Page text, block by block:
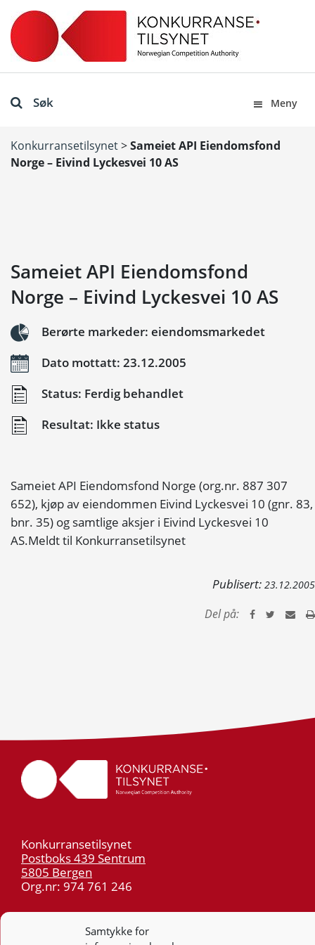
Samtykke for
Søk Meny
Konkurransetilsynet>Sameiet API Eiendomsfond
Norge – Eivind Lyckesvei 10 AS
Sameiet API Eiendomsfond
Norge – Eivind Lyckesvei 10 AS
Berørte markeder: eiendomsmarkedet
Dato mottatt: 23.12.2005
Status: Ferdig behandlet
Resultat: Ikke status
Sameiet API Eiendomsfond Norge (org.nr. 887 307
652), kjøp av eiendommen Eivind Lyckesvei 10 (gnr. 83,
bnr. 35) og samtlige aksjer i Eivind Lyckesvei 10
AS.Meldt til Konkurransetilsynet
Publisert: 23.12.2005
Del på:
Konkurransetilsynet
Postboks 439 Sentrum
5805 Bergen
Org.nr: 974 761 246
55 59 75 00
post@kt.no